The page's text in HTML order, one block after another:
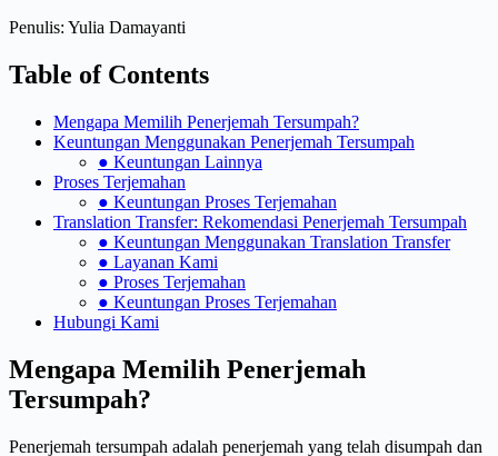
Penulis: Yulia Damayanti
Table of Contents
Mengapa Memilih Penerjemah Tersumpah?
Keuntungan Menggunakan Penerjemah Tersumpah
● Keuntungan Lainnya
Proses Terjemahan
● Keuntungan Proses Terjemahan
Translation Transfer: Rekomendasi Penerjemah Tersumpah
● Keuntungan Menggunakan Translation Transfer
● Layanan Kami
● Proses Terjemahan
● Keuntungan Proses Terjemahan
Hubungi Kami
Mengapa Memilih Penerjemah
Tersumpah?
Penerjemah tersumpah adalah penerjemah yang telah disumpah dan